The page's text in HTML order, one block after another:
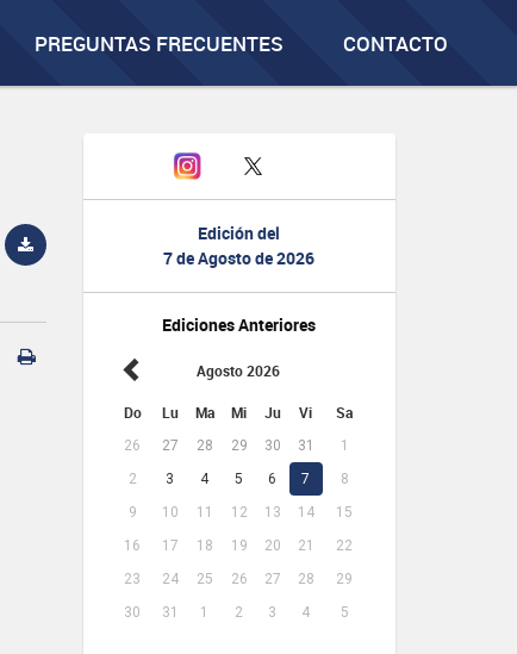
PREGUNTAS FRECUENTES CONTACTO
Edición del
7 de Agosto de 2026
Ediciones Anteriores
Agosto 2026
Do Lu Ma Mi Ju Vi Sa
26 27 28 29 30 31
1
2
3 4 5 6 7
8
9
10 11 12 13 14
15
16
17 18 19 20 21
22
23
24 25 26 27 28
29
30
31 1 2 3 4 5